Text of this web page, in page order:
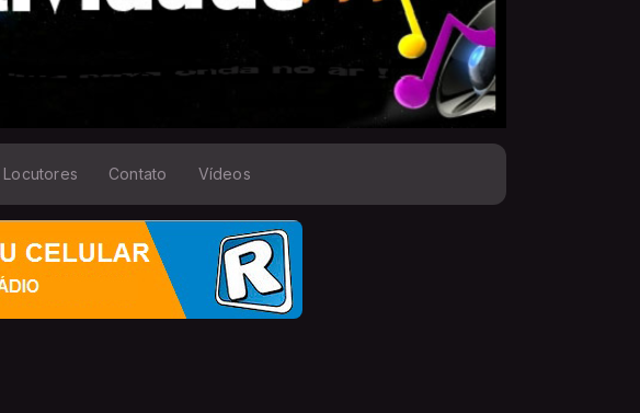
Locutores Contato Vídeos